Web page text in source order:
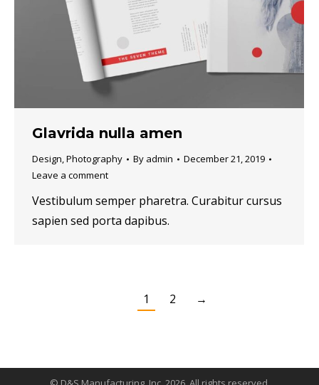
Glavrida nulla amen
Design,Photography By admin
December 21, 2019
Leave a comment
Vestibulum semper pharetra. Curabitur cursus
sapien sed porta dapibus.
1 2 →